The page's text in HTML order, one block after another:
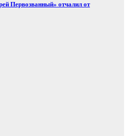
Первозванный» отчалил от